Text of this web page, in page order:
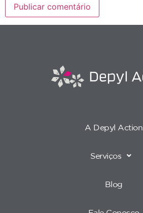
A Depyl Action
Serviços
Blog